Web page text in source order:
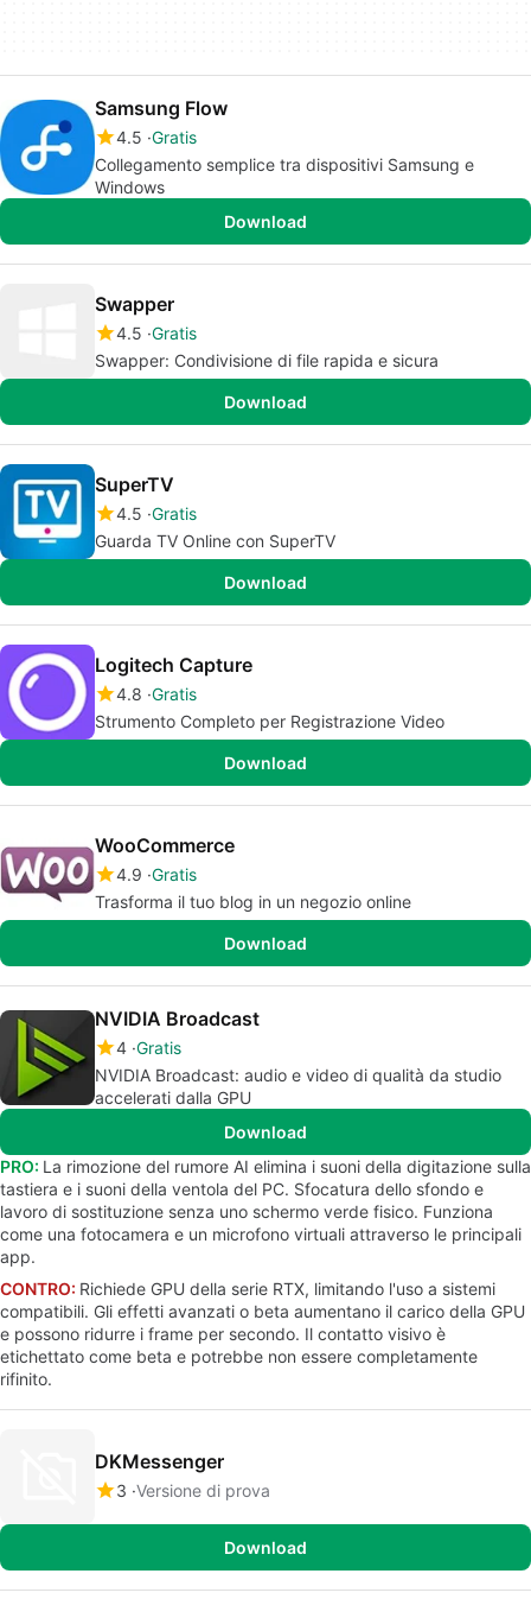
Samsung Flow
4.5 Gratis
Collegamento semplice tra dispositivi Samsung e
Windows
Download
Swapper
4.5 Gratis
Swapper: Condivisione di file rapida e sicura
Download
SuperTV
4.5 Gratis
Guarda TV Online con SuperTV
Download
Logitech Capture
4.8 Gratis
Strumento Completo per Registrazione Video
Download
WooCommerce
4.9 Gratis
Trasforma il tuo blog in un negozio online
Download
NVIDIA Broadcast
4 Gratis
NVIDIA Broadcast: audio e video di qualità da studio
accelerati dalla GPU
Download
PRO: La rimozione del rumore AI elimina i suoni della digitazione sulla
tastiera e i suoni della ventola del PC. Sfocatura dello sfondo e
lavoro di sostituzione senza uno schermo verde fisico. Funziona
come una fotocamera e un microfono virtuali attraverso le principali
app.
CONTRO: Richiede GPU della serie RTX, limitando l'uso a sistemi
compatibili. Gli effetti avanzati o beta aumentano il carico della GPU
e possono ridurre i frame per secondo. Il contatto visivo è
etichettato come beta e potrebbe non essere completamente
rifinito.
DKMessenger
3 Versione di prova
Download